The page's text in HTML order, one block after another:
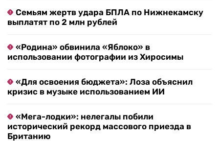
Семьям жертв удара БПЛА по Нижнекамску
выплатят по 2 млн рублей
«Родина» обвинила «Яблоко» в
использовании фотографии из Хиросимы
«Для освоения бюджета»: Лоза объяснил
кризис в музыке использованием ИИ
«Мега-лодки»: нелегалы побили
исторический рекорд массового приезда в
Британию